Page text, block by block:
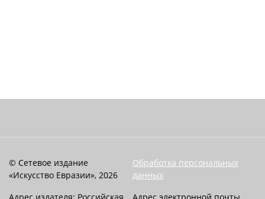
© Сетевое издание
«Искусство Евразии», 2026
Обработка персональных
данных